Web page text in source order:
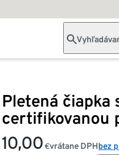
Pletená čiapka
certifikovanou
10,00 €vrátane DPHbez